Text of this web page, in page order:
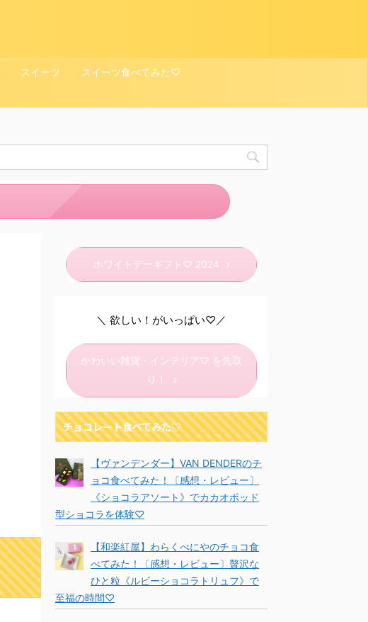
スイーツ
スイーツ食べてみた♡
ホワイトデーギフト♡ 2024
＼ 欲しい！がいっぱい♡／
かわいい雑貨・インテリア♡ を先取
り！
チョコレート食べてみた♡
【ヴァンデンダー】VAN DENDERのチ
ョコ食べてみた！〔感想・レビュー〕
《ショコラアソート》でカカオポッド
型ショコラを体験♡
【和楽紅屋】わらくべにやのチョコ食
べてみた！〔感想・レビュー〕贅沢な
ひと粒《ルビーショコラトリュフ》で
至福の時間♡